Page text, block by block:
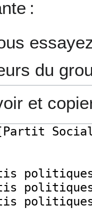
:
du
et